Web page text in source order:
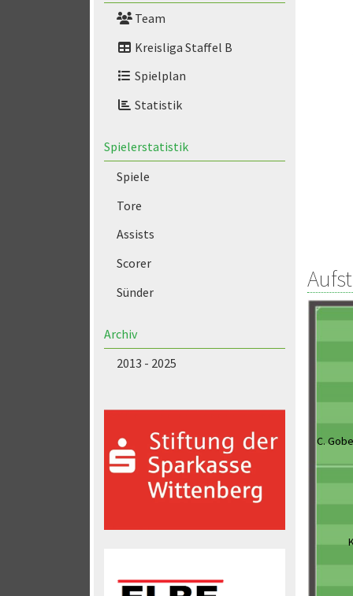
Team
Kreisliga Staffel B
Spielplan
Statistik
Spielerstatistik
Spiele
Tore
Assists
Scorer
Sünder
Archiv
2013 - 2025
C.